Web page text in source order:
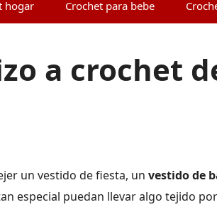
hogar Crochet para bebe
a crochet
un vestido de fiesta, un vestido de
especial puedan llevar algo tejido